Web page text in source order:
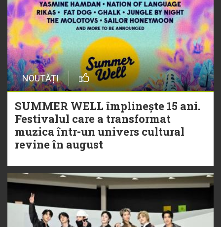
NOUTĂȚI
SUMMER WELL împlinește 15 ani.
Festivalul care a transformat
muzica într-un univers cultural
revine în august